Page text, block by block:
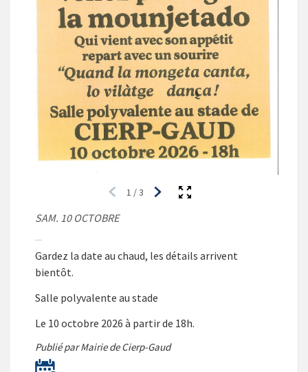
1 /3
SAM. 10 OCTOBRE
Gardez la date au chaud, les détails arrivent
bientôt.
Salle polyvalente au stade
Le 10 octobre 2026 à partir de 18h.
Publié par Mairie de Cierp-Gaud